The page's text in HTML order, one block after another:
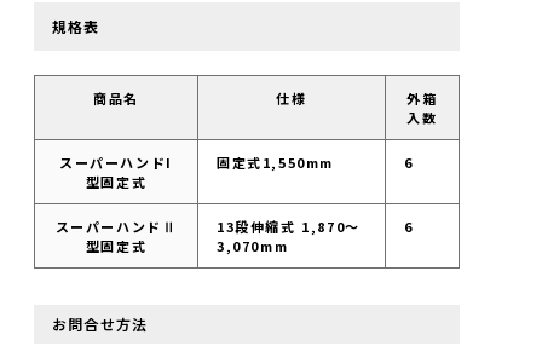
規格表
商品名 仕様
外箱
入数
スーパーハンドI
型固定式
固定式1,550mm 6
スーパーハンドⅡ
型固定式
13段伸縮式 1,870〜
3,070mm
6
お問合せ方法